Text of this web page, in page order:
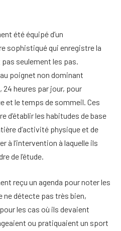
été équipé d’un
sophistiqué qui enregistre la
seulement les pas.
poignet non dominant
heures par jour, pour
et le temps de sommeil. Ces
d’établir les habitudes de base
d’activité physique et de
à l’intervention à laquelle ils
de l’étude.
reçu un agenda pour noter les
ne détecte pas très bien,
les cas où ils devaient
ou pratiquaient un sport